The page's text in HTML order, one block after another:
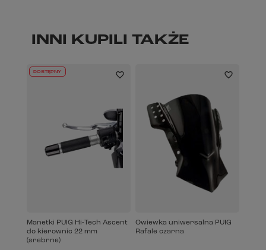
INNI KUPILI TAKŻE
DOSTĘPNY
Manetki PUIG Hi-Tech Ascent
do kierownic 22 mm
(srebrne)
Owiewka uniwersalna PUIG
Rafale czarna